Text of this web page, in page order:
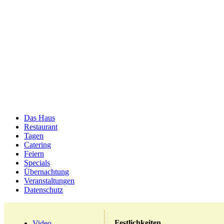
Das Haus
Restaurant
Tagen
Catering
Feiern
Specials
Übernachtung
Veranstaltungen
Datenschutz